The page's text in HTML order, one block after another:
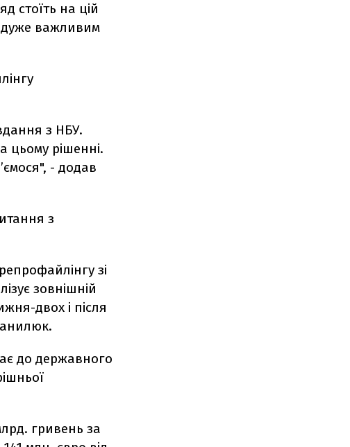
стоїть на цій
дуже важливим
з НБУ.
цьому рішенні.
- додав
з
зі
зовнішній
двох і після
до державного
гривень за